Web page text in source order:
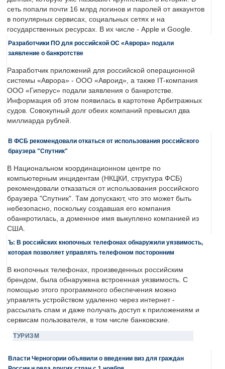
сеть попали почти 16 млрд логинов и паролей от аккаунтов
в популярных сервисах, социальных сетях и на
государственных ресурсах. В их числе - Apple и Google.
Разработчики ПО для российской ОС «Аврора» подали
заявление о банкротстве
Разработчик приложений для российской операционной
системы «Аврора» - ООО «Авроид», а также IT-компания
ООО «Гиперус» подали заявления о банкротстве.
Информация об этом появилась в картотеке Арбитражных
судов. Совокупный долг обеих компаний превысил два
миллиарда рублей.
В ФСБ рекомендовали откаться от использования российского
браузера "Спутник"
В Национальном координационном центре по
компьютерным инцидентам (НКЦКИ, структура ФСБ)
рекомендовали отказаться от использования российского
браузера "Спутник". Там допускают, что это может быть
небезопасно, поскольку создавшая его компания
обанкротилась, а доменное имя выкуплено компанией из
США.
Ъ: В российских кнопочных телефонах обнаружили уязвимость,
которая позволяет управлять телефоном посторонним
В кнопочных телефонах, произведенных российским
брендом, была обнаружена встроенная уязвимость. С
помощью этого программного обеспечения можно
управлять устройством удаленно через интернет -
рассылать спам и даже получать доступ к приложениям и
сервисам пользователя, в том числе банковские.
ТУРИЗМ
Власти Черногории объявили о введении виз для граждан